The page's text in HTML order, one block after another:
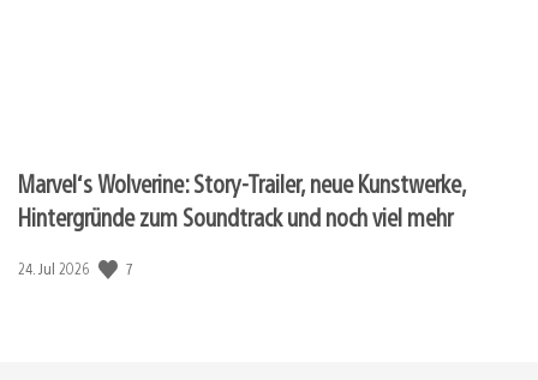
Marvel‘s Wolverine: Story-Trailer, neue Kunstwerke,
Hintergründe zum Soundtrack und noch viel mehr
Veröffentlichungsdatum:
24. Jul 2026 7